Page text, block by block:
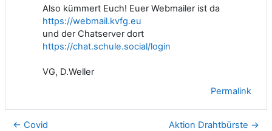
Also kümmert Euch! Euer Webmailer ist da
https://webmail.kvfg.eu
und der Chatserver dort
https://chat.schule.social/login
VG, D.Weller
Permalink
← Covid Aktion Drahtbürste →